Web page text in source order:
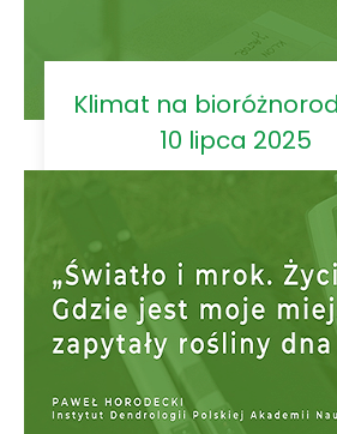
Klimat na
10 lipca 2025